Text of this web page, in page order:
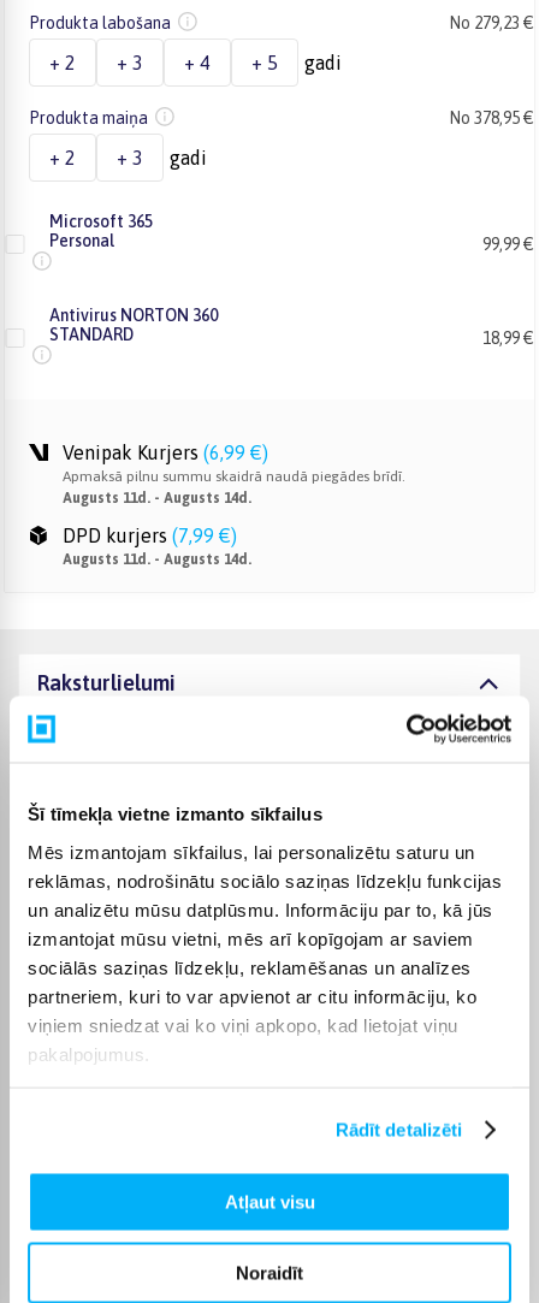
Šī tīmekļa vietne izmanto sīkfailus
Mēs izmantojam sīkfailus, lai personalizētu saturu un
reklāmas, nodrošinātu sociālo saziņas līdzekļu funkcijas
un analizētu mūsu datplūsmu. Informāciju par to, kā jūs
izmantojat mūsu vietni, mēs arī kopīgojam ar saviem
sociālās saziņas līdzekļu, reklamēšanas un analīzes
partneriem, kuri to var apvienot ar citu informāciju, ko
viņiem sniedzat vai ko viņi apkopo, kad lietojat viņu
pakalpojumus.
Rādīt detalizēti
Atļaut visu
Noraidīt
Produkta labošana No 279,23 €
+ 2 + 3 + 4 + 5 gadi
Produkta maiņa No 378,95 €
+ 2 + 3 gadi
Microsoft 365
Personal
99,99 €
Antivirus NORTON 360
STANDARD
18,99 €
Venipak Kurjers (6,99 €)
Apmaksā pilnu summu skaidrā naudā piegādes brīdī.
Augusts 11d. - Augusts 14d.
DPD kurjers (7,99 €)
Augusts 11d. - Augusts 14d.
Raksturlielumi
Ražotājs
Komplektēšanas valsts Latvija
Operētājsistēma Be OS
Cietā diska ietilpība 500 GB
Operatīvā atmiņa, (RAM) 32 GB
Videokarte
Intel Core 5 / i5
Preces apraksts